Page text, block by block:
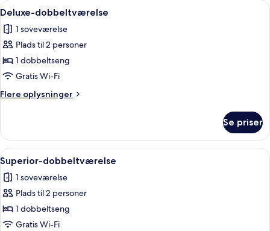
Indlæs
alle
billeder
af
Deluxe-
dobbeltværelse
Et hotelværelse med en seng, en
8
Deluxe-dobbeltværelse
1 soveværelse
Plads til 2 personer
1 dobbeltseng
Gratis Wi-Fi
Flere oplysninger
Flere
dobbeltværelse
Se priser
Indlæs
alle
billeder
af
Superior-
dobbeltværelse
Et hotelværelse med seng, natbord,
7
Superior-dobbeltværelse
1 soveværelse
Plads til 2 personer
1 dobbeltseng
Gratis Wi-Fi